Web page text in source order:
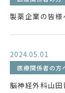
製薬企業の皆様
2024.05.01
医療関係者の方
脳神経外科山